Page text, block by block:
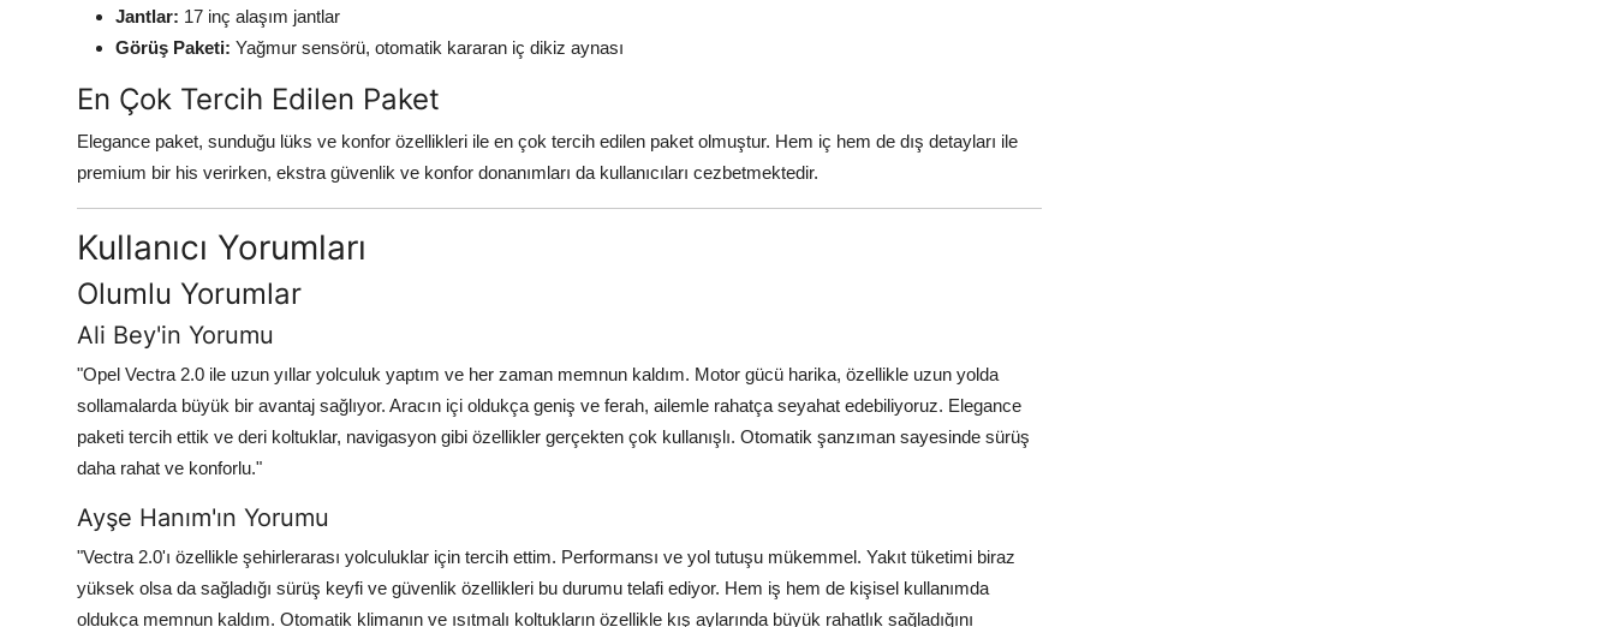
Jantlar: 17 inç alaşım jantlar
Görüş Paketi: Yağmur sensörü, otomatik kararan iç dikiz aynası
En Çok Tercih Edilen Paket
Elegance paket, sunduğu lüks ve konfor özellikleri ile en çok tercih edilen paket olmuştur. Hem iç hem de dış detayları ile
premium bir his verirken, ekstra güvenlik ve konfor donanımları da kullanıcıları cezbetmektedir.
Kullanıcı Yorumları
Olumlu Yorumlar
Ali Bey'in Yorumu
"Opel Vectra 2.0 ile uzun yıllar yolculuk yaptım ve her zaman memnun kaldım. Motor gücü harika, özellikle uzun yolda
sollamalarda büyük bir avantaj sağlıyor. Aracın içi oldukça geniş ve ferah, ailemle rahatça seyahat edebiliyoruz. Elegance
paketi tercih ettik ve deri koltuklar, navigasyon gibi özellikler gerçekten çok kullanışlı. Otomatik şanzıman sayesinde sürüş
daha rahat ve konforlu."
Ayşe Hanım'ın Yorumu
"Vectra 2.0'ı özellikle şehirlerarası yolculuklar için tercih ettim. Performansı ve yol tutuşu mükemmel. Yakıt tüketimi biraz
yüksek olsa da sağladığı sürüş keyfi ve güvenlik özellikleri bu durumu telafi ediyor. Hem iş hem de kişisel kullanımda
oldukça memnun kaldım. Otomatik klimanın ve ısıtmalı koltukların özellikle kış aylarında büyük rahatlık sağladığını